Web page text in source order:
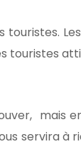
touristes.
touristes
mais
servira à